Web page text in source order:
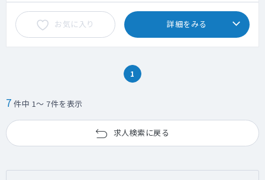
お気に入り 詳細をみる
1
7 件中 1～ 7件を表示
求人検索に戻る